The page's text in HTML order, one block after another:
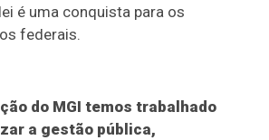
é uma conquista para os
federais.
do MGI temos trabalhado
a gestão pública,